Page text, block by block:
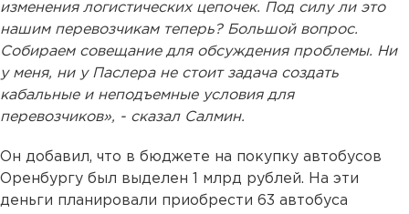
изменения логистических цепочек. Под силу ли это
нашим перевозчикам теперь? Большой вопрос.
Собираем совещание для обсуждения проблемы. Ни
у меня, ни у Паслера не стоит задача создать
кабальные и неподъемные условия для
перевозчиков», - сказал Салмин.
Он добавил, что в бюджете на покупку автобусов
Оренбургу был выделен 1 млрд рублей. На эти
деньги планировали приобрести 63 автобуса